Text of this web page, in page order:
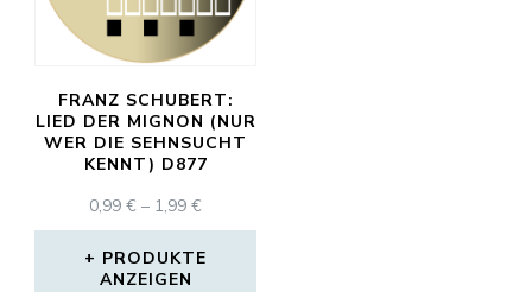
FRANZ SCHUBERT:
LIED DER MIGNON (NUR
WER DIE SEHNSUCHT
KENNT) D877
0,99€ – 1,99€PREISSPANNE:
0,99 €
BIS
PRODUKTE
ANZEIGEN